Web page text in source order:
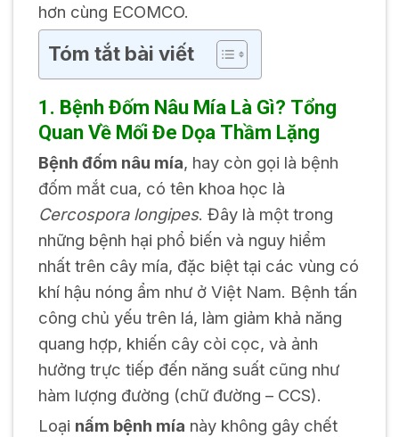
hơn cùng ECOMCO.
Tóm tắt bài viết
1. Bệnh Đốm Nâu Mía Là Gì? Tổng
Quan Về Mối Đe Dọa Thầm Lặng
Bệnh đốm nâu mía, hay còn gọi là bệnh
Cercospora longipes. Đây là một trong
những bệnh hại phổ biến và nguy hiểm
nhất trên cây mía, đặc biệt tại các vùng có
khí hậu nóng ẩm như ở Việt Nam. Bệnh tấn
công chủ yếu trên lá, làm giảm khả năng
quang hợp, khiến cây còi cọc, và ảnh
hưởng trực tiếp đến năng suất cũng như
hàm lượng đường (chữ đường – CCS).
Loại nấm bệnh mía này không gây chết